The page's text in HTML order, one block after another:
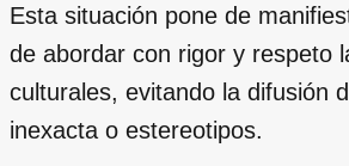
Esta situación pone de
de abordar con rigor y respeto
culturales, evitando la difusión
inexacta o estereotipos.